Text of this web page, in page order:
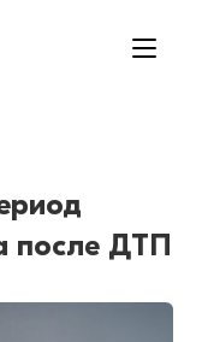
после ДТП